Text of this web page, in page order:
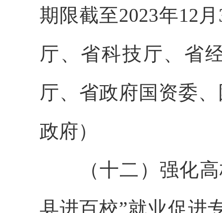
期限截至2023年12
厅、省科技厅、省
厅、省政府国资委
政府）
（十二）强化高
县进百校”就业促进